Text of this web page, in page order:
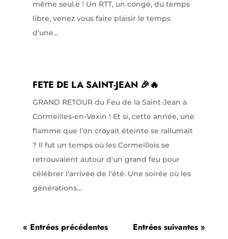
même seul.e ! Un RTT, un congé, du temps
libre, venez vous faire plaisir le temps
d'une...
FETE DE LA SAINT-JEAN 🎉🔥
GRAND RETOUR du Feu de la Saint-Jean à
Cormeilles-en-Vexin ! Et si, cette année, une
flamme que l'on croyait éteinte se rallumait
? Il fut un temps où les Cormeillois se
retrouvaient autour d'un grand feu pour
célébrer l'arrivée de l'été. Une soirée où les
générations...
« Entrées précédentes Entrées suivantes »